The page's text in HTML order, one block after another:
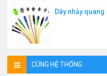
Dây nhảy quang
CÙNG HỆ THỐNG